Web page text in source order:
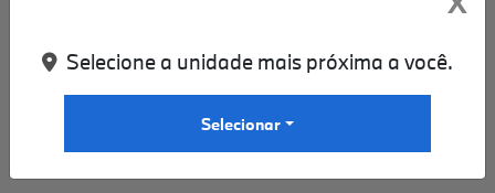
escuras.Selecione a unidade mais próxima a você.
Selecionar